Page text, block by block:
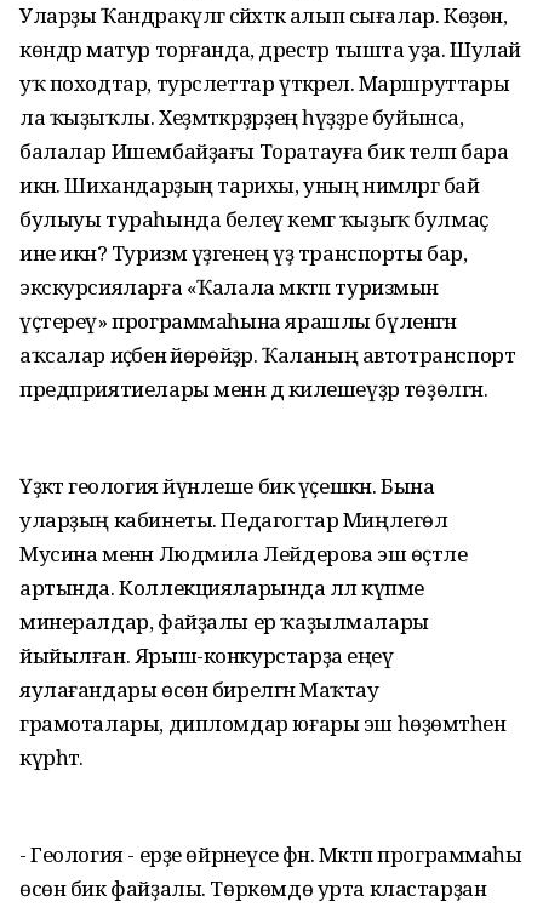
Уларҙы Ҡандракүлгә сәйәхәткә алып сығалар. Көҙөн,
көндәр матур торғанда, дәрестәр тышта уҙа. Шулай
уҡ походтар, турслеттар үткәрелә. Маршруттары
ла ҡыҙыҡлы. Хеҙмәткәрҙәрҙең һүҙҙәре буйынса,
балалар Ишембайҙағы Торатауға бик теләп бара
икән. Шихандарҙың тарихы, уның нимәләргә бай
булыуы тураһында белеү кемгә ҡыҙыҡ булмаҫ
ине икән? Туризм үҙәгенең үҙ транспорты бар,
экскурсияларға «Ҡалала мәктәп туризмын
үҫтереү» программаһына ярашлы бүленгән
аҡсалар иҫәбенә йөрөйҙәр. Ҡаланың автотранспорт
предприятиелары менән дә килешеүҙәр төҙөлгән.
Үҙәктә геология йүнәлеше бик үҫешкән. Бына
уларҙың кабинеты. Педагогтар Миңлегөл
Мусина менән Людмила Лейдерова эш өҫтәле
артында. Коллекцияларында әллә күпме
минералдар, файҙалы ер ҡаҙылмалары
йыйылған. Ярыш-конкурстарҙа еңеү
яулағандары өсөн бирелгән Маҡтау
грамоталары, дипломдар юғары эш һөҙөмтәһен
күрһәтә.
- Геология - ерҙе өйрәнеүсе фән. Мәктәп программаһы
өсөн бик файҙалы. Төркөмдө урта кластарҙан